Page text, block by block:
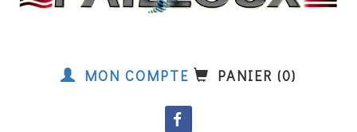
MON COMPTE PANIER (0)